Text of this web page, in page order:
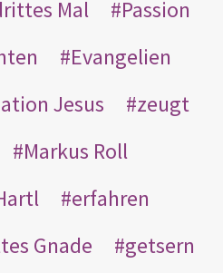
Mal
Passion
Evangelien
Jesus
zeugt
Markus Roll
erfahren
Gnade
getsern